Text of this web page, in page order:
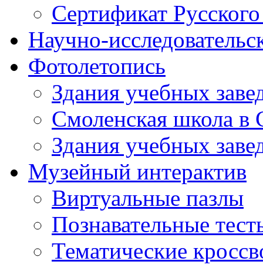
Сертификат
Научно-
Фотолетопись
Здания учебных
Смоленская школа в
Здания учебных
Музейный интерактив
Виртуальные пазлы
Познавательные
Тематические